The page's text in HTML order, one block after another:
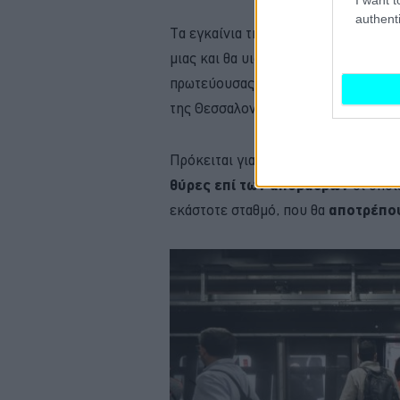
Τα εγκαίνια της Γραμμής 4 θα
μιας και θα υιοθετήσει
πρωτεύουσας-
, τα
της Θεσσαλονίκης.
Πρόκειται για τους
θύρες επί των αποβαθρώνοι
εκάστοτε σταθμό, που θα